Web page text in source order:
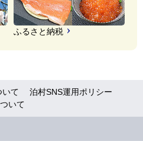
ふるさと納税
いて
泊村SNS運用ポリシー
いて